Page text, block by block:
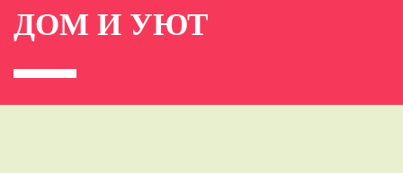
ДОМ И УЮТ